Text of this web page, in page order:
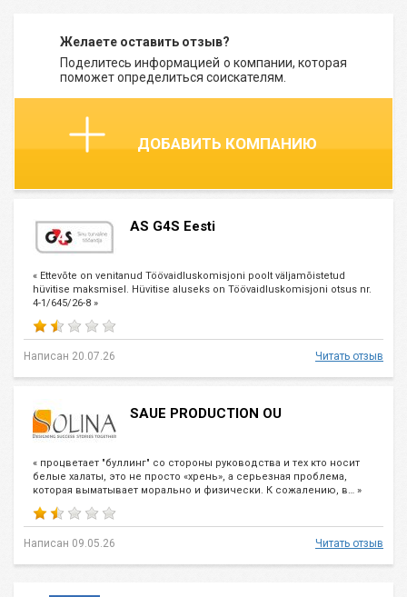
Желаете оставить отзыв?
Поделитесь информацией о компании, которая
поможет определиться соискателям.
ДОБАВИТЬ КОМПАНИЮ
AS G4S Eesti
« Ettevõte on venitanud Töövaidluskomisjoni poolt väljamõistetud
hüvitise maksmisel. Hüvitise aluseks on Töövaidluskomisjoni otsus nr.
4-1/645/26-8 »
Написан 20.07.26 Читать отзыв
SAUE PRODUCTION OU
« процветает "буллинг" со стороны руководства и тех кто носит
белые халаты, это не просто «хрень», а серьезная проблема,
которая выматывает морально и физически. К сожалению, в… »
Написан 09.05.26 Читать отзыв